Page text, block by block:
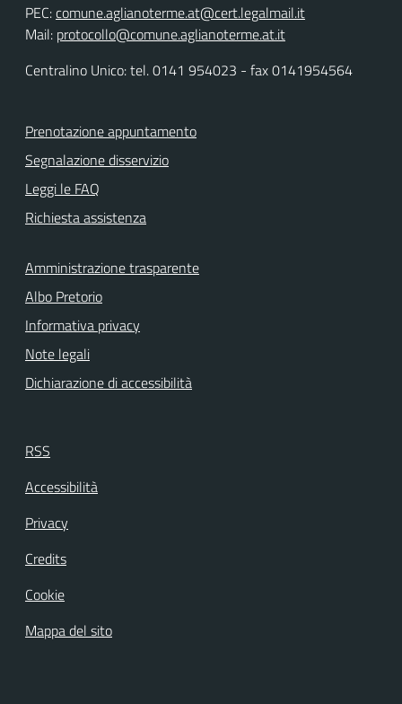
PEC:comune.aglianoterme.at@cert.legalmail.it
Mail: protocollo@comune.aglianoterme.at.it
Centralino Unico: tel. 0141 954023 - fax 0141954564
Prenotazione appuntamento
Segnalazione disservizio
Leggi le FAQ
Richiesta assistenza
Amministrazione trasparente
Albo Pretorio
Informativa privacy
Note legali
Dichiarazione di accessibilità
RSS
Accessibilità
Privacy
Credits
Cookie
Mappa del sito